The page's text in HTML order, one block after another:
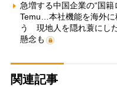
急増する中国企業の“国
Temu…本社機能を海外に
う 現地人を隠れ蓑にし
懸念も
関連記事